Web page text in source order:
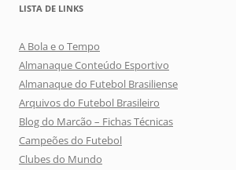
LISTA DE LINKS
A Bola e o Tempo
Almanaque Conteúdo Esportivo
Almanaque do Futebol Brasiliense
Arquivos do Futebol Brasileiro
Blog do Marcão – Fichas Técnicas
Campeões do Futebol
Clubes do Mundo